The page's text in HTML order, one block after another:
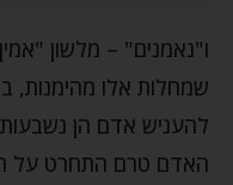
ו"נאמנים" – מלשון
שמחלות אלו מהימנות,
להעניש אדם הן נשבעות
האדם טרם התחרט על